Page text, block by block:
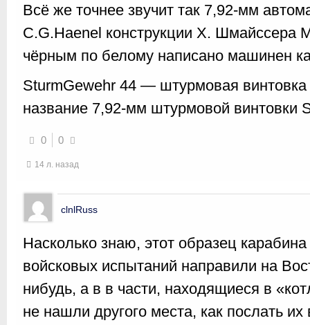
Всё же точнее звучит так 7,92-мм
C.G.Нaenel конструкции Х. Шмайссера
чёрным по белому написано машинен
SturmGewehr 44 — штурмовая винтовка
название 7,92-мм штурмовой винтовки
0 0
14 л. назад
clnlRuss
Насколько знаю, этот образец
войсковых испытаний направили на
нибудь, а в в части, находящиеся в
не нашли другого места, как послать